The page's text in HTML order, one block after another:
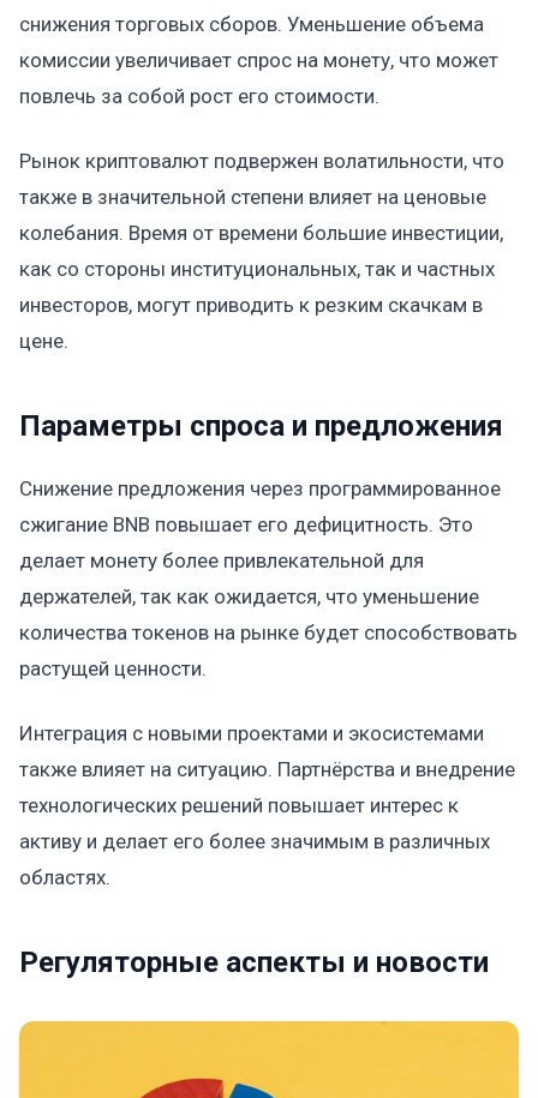
снижения торговых сборов. Уменьшение объема
комиссии увеличивает спрос на монету, что может
повлечь за собой рост его стоимости.
Рынок криптовалют подвержен волатильности, что
также в значительной степени влияет на ценовые
колебания. Время от времени большие инвестиции,
как со стороны институциональных, так и частных
инвесторов, могут приводить к резким скачкам в
цене.
Параметры спроса и предложения
Снижение предложения через программированное
сжигание BNB повышает его дефицитность. Это
делает монету более привлекательной для
держателей, так как ожидается, что уменьшение
количества токенов на рынке будет способствовать
растущей ценности.
Интеграция с новыми проектами и экосистемами
также влияет на ситуацию. Партнёрства и внедрение
технологических решений повышает интерес к
активу и делает его более значимым в различных
областях.
Регуляторные аспекты и новости